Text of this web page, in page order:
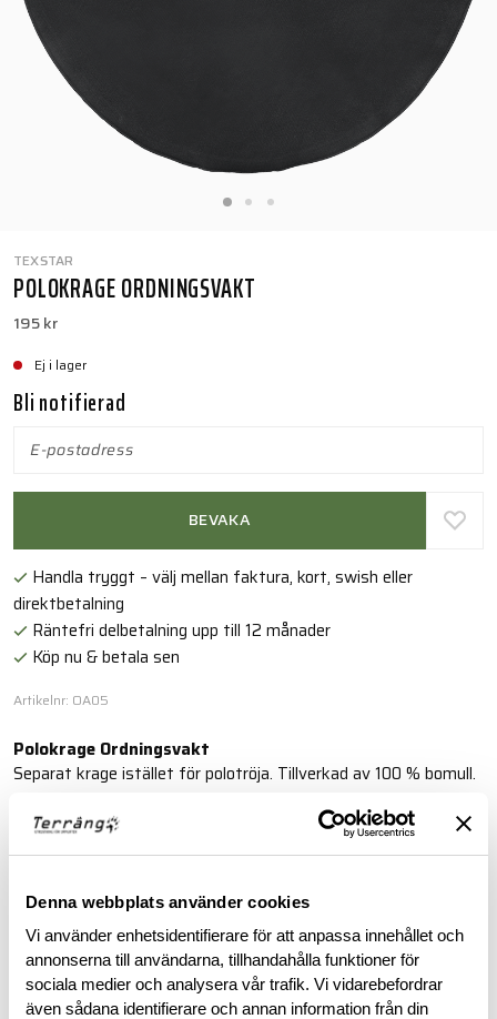
Denna webbplats använder cookies
Vi använder enhetsidentifierare för att anpassa innehållet och
annonserna till användarna, tillhandahålla funktioner för
sociala medier och analysera vår trafik. Vi vidarebefordrar
även sådana identifierare och annan information från din
TEXSTAR
POLOKRAGE ORDNINGSVAKT
195 kr
Ej i lager
Bli notifierad
BEVAKA
Handla tryggt – välj mellan faktura, kort, swish eller
direktbetalning
Räntefri delbetalning upp till 12 månader
Köp nu & betala sen
Artikelnr: OA05
Polokrage Ordningsvakt
Separat krage istället för polotröja. Tillverkad av 100 % bomull.
Läs mer
BESKRIVNING
RECENSIONER